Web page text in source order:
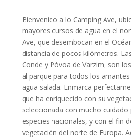
Bienvenido a lo Camping Ave,
mayores cursos de agua en el
Ave, que desembocan en el
distancia de pocos kilómetros.
Conde y Póvoa de Varzim, son
al parque para todos los amantes
agua salada. Enmarca
que ha enriquecido con su
seleccionada con mucho cuidado
especies nacionales, y con el fin
vegetación del norte de Europa.